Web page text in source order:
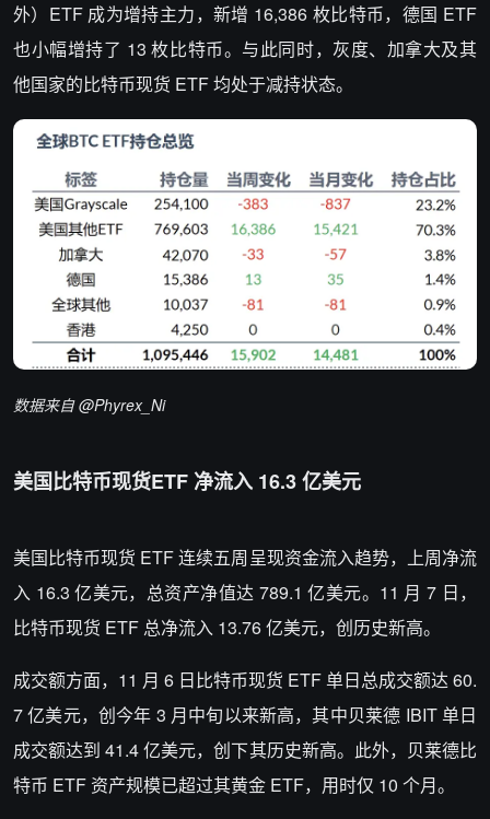
外）ETF 成为增持主力，新增 16,386 枚比特币，德国 ETF
也小幅增持了 13 枚比特币。与此同时，灰度、加拿大及其
他国家的比特币现货 ETF 均处于减持状态。
数据来自@Phyrex_Ni
美国比特币现货ETF 净流入 16.3 亿美元
美国比特币现货 ETF连续五周呈现资金流入趋势，上周净流
入 16.3 亿美元，总资产净值达 789.1 亿美元。11 月 7 日，
比特币现货 ETF 总净流入 13.76 亿美元，创历史新高。
成交额方面，11 月 6 日比特币现货 ETF 单日总成交额达 60.
7 亿美元，创今年 3 月中旬以来新高，其中贝莱德 IBIT 单日
成交额达到 41.4 亿美元，创下其历史新高。此外， 贝莱德比
特币 ETF 资产规模已超过其黄金 ETF，用时仅 10 个月。